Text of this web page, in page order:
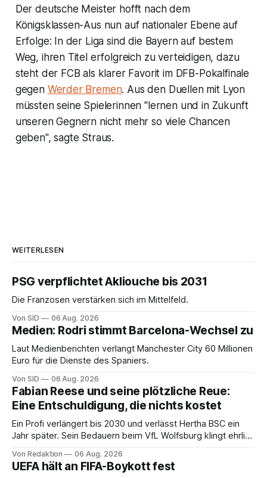
Der deutsche Meister hofft nach dem
Königsklassen-Aus nun auf nationaler Ebene auf
Erfolge: In der Liga sind die Bayern auf bestem
Weg, ihren Titel erfolgreich zu verteidigen, dazu
steht der FCB als klarer Favorit im DFB-Pokalfinale
gegen Werder Bremen. Aus den Duellen mit Lyon
müssten seine Spielerinnen "lernen und in Zukunft
unseren Gegnern nicht mehr so viele Chancen
geben", sagte Straus.
WEITERLESEN
PSG verpflichtet Akliouche bis 2031
Die Franzosen verstärken sich im Mittelfeld.
Von SID 06 Aug. 2026
Medien: Rodri stimmt Barcelona-Wechsel zu
Laut Medienberichten verlangt Manchester City 60 Millionen
Euro für die Dienste des Spaniers.
Von SID 06 Aug. 2026
Fabian Reese und seine plötzliche Reue:
Eine Entschuldigung, die nichts kostet
Ein Profi verlängert bis 2030 und verlässt Hertha BSC ein
Jahr später. Sein Bedauern beim VfL Wolfsburg klingt ehrlich
Von Redaktion 06 Aug. 2026
UEFA hält an FIFA-Boykott fest